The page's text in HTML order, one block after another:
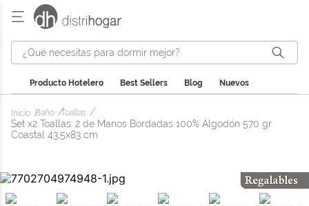
¿Qué necesitas para dormir mejor?
Producto Hotelero Best Sellers Blog Nuevos
Baño Toallas
Set x2 Toallas: 2 de Manos Bordadas 100% Algodón 570 gr
Coastal 43,5x83 cm